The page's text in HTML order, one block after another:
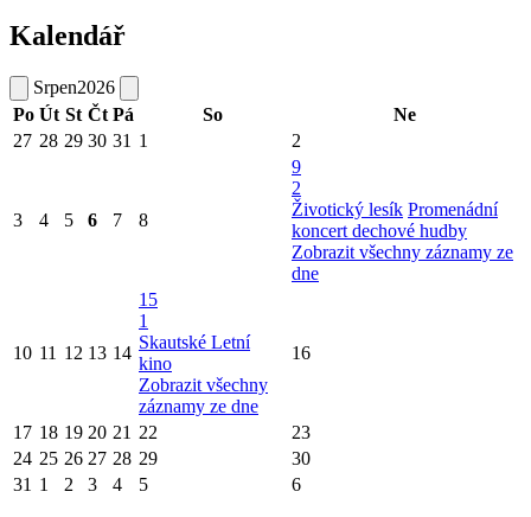
Kalendář
Srpen2026
Po Út St Čt Pá So
Ne
27 28 29 30 31 1 2
3 4 5 6 7 8
9
2
Životický lesík Promenádní
koncert dechové hudby
Zobrazit všechny záznamy ze
dne
10 11 12 13 14
15
1
Skautské Letní
kino
Zobrazit všechny
záznamy ze dne
16
17 18 19 20 21 22
23
24 25 26 27 28 29
30
31 1 2 3 4 5 6